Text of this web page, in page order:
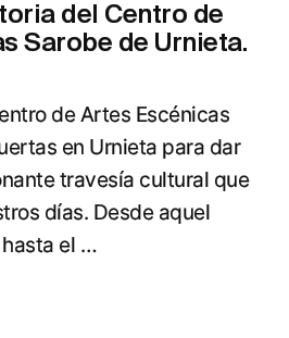
del Centro de
Sarobe de Urnieta.
de Artes Escénicas
en Urnieta para dar
travesía cultural que
días. Desde aquel
el …